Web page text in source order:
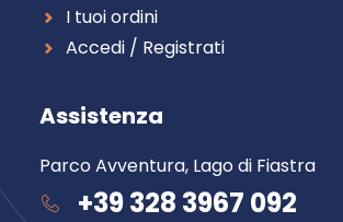
I tuoi ordini
Accedi / Registrati
Assistenza
Parco Avventura, Lago di Fiastra
+39 328 3967 092